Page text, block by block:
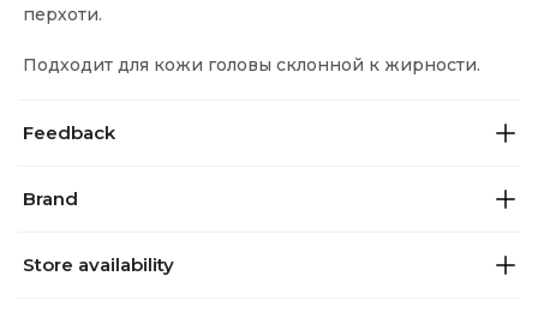
перхоти.
Подходит для кожи головы склонной к жирности.
Feedback
Brand
Store availability